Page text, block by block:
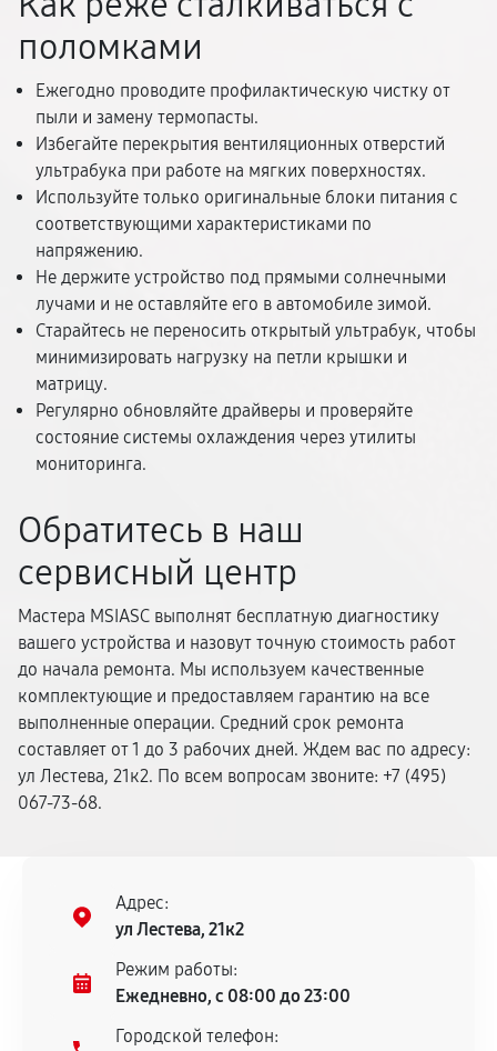
поломками
Ежегодно проводите профилактическую чистку от
пыли и замену термопасты.
Избегайте перекрытия вентиляционных отверстий
ультрабука при работе на мягких поверхностях.
Используйте только оригинальные блоки питания с
соответствующими характеристиками по
напряжению.
Не держите устройство под прямыми солнечными
лучами и не оставляйте его в автомобиле зимой.
Старайтесь не переносить открытый ультрабук, чтобы
минимизировать нагрузку на петли крышки и
матрицу.
Регулярно обновляйте драйверы и проверяйте
состояние системы охлаждения через утилиты
мониторинга.
Обратитесь в наш
сервисный центр
Мастера MSIASC выполнят бесплатную диагностику
вашего устройства и назовут точную стоимость работ
до начала ремонта. Мы используем качественные
комплектующие и предоставляем гарантию на все
выполненные операции. Средний срок ремонта
составляет от 1 до 3 рабочих дней. Ждем вас по адресу:
ул Лестева, 21к2. По всем вопросам звоните: +7 (495)
067-73-68.
Адрес:
ул Лестева, 21к2
Режим работы:
Ежедневно, с 08:00 до 23:00
Городской телефон: